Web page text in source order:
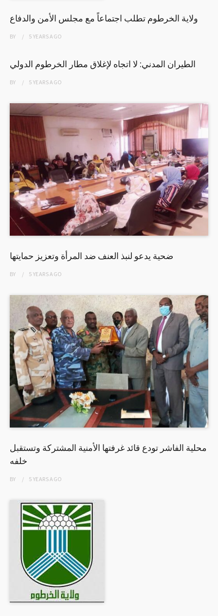
ولاية الخرطوم تطلب اجتماعاً مع مجلس الأمن والدفاع
BY 5 YEARSAGO
الطيران المدني: لا اتجاه لإغلاق مطار الخرطوم الدولي
BY 5 YEARSAGO
ضحية يدعو لنبذ العنف ضد المرأة وتعزيز حمايتها
BY 5 YEARSAGO
محلية الفاشر تودع قائد غرفتها الأمنية المشتركة وتستقبل
خلفه
BY 5 YEARSAGO